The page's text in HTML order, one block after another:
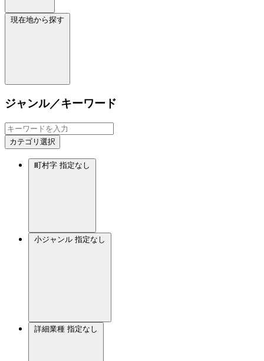
現在地から探す
ジャンル／キーワード
カテゴリ選択
町村字 指定なし
小ジャンル 指定なし
詳細業種 指定なし